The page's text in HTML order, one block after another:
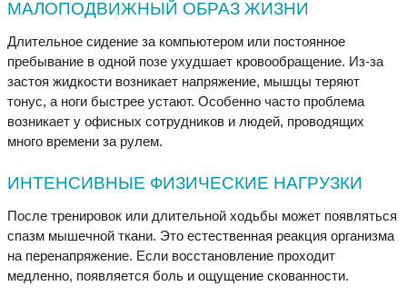
МАЛОПОДВИЖНЫЙ ОБРАЗ ЖИЗНИ
Длительное сидение за компьютером или постоянное
пребывание в одной позе ухудшает кровообращение. Из-за
застоя жидкости возникает напряжение, мышцы теряют
тонус, а ноги быстрее устают. Особенно часто проблема
возникает у офисных сотрудников и людей, проводящих
много времени за рулем.
ИНТЕНСИВНЫЕ ФИЗИЧЕСКИЕ НАГРУЗКИ
После тренировок или длительной ходьбы может появляться
спазм мышечной ткани. Это естественная реакция организма
на перенапряжение. Если восстановление проходит
медленно, появляется боль и ощущение скованности.